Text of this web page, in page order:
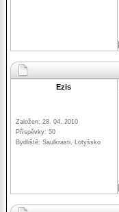
Ezis
Založen: 28. 04. 2010
Příspěvky: 50
Bydliště: Saulkrasti, Lotyšsko